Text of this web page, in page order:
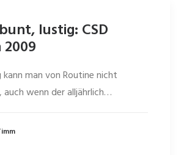
lustig: CSD
man von Routine nicht
auch wenn der alljährlich…